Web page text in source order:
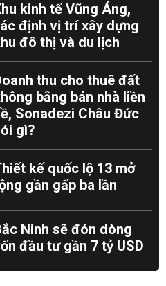
kinh tế Vũng Áng,
định vị trí xây dựng
đô thị và du lịch
thu cho thuê đất
bằng bán nhà liền
Sonadezi Châu Đức
gì?
kế quốc lộ 13 mở
gần gấp ba lần
Ninh sẽ đón dòng
đầu tư gần 7 tỷ USD